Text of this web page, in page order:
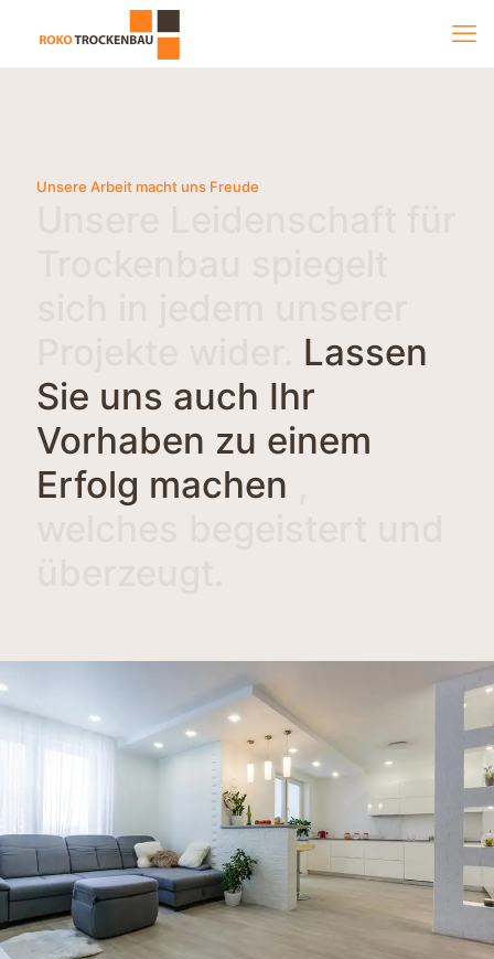
Unsere Arbeit macht uns Freude
Lassen
Sie uns auch Ihr
Vorhaben zu einem
Erfolg machen